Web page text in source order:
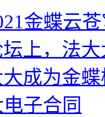
金蝶云
上，法
大成为金
子合同